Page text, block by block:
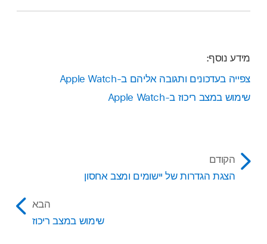
מידע נוסף:
צפייה בעדכונים ותגובה אליהם ב-Apple Watch
שימוש במצב ריכוז ב-Apple Watch
הקודם
הצגת הגדרות של יישומים ומצב אחסון
הבא
שימוש במצב ריכוז